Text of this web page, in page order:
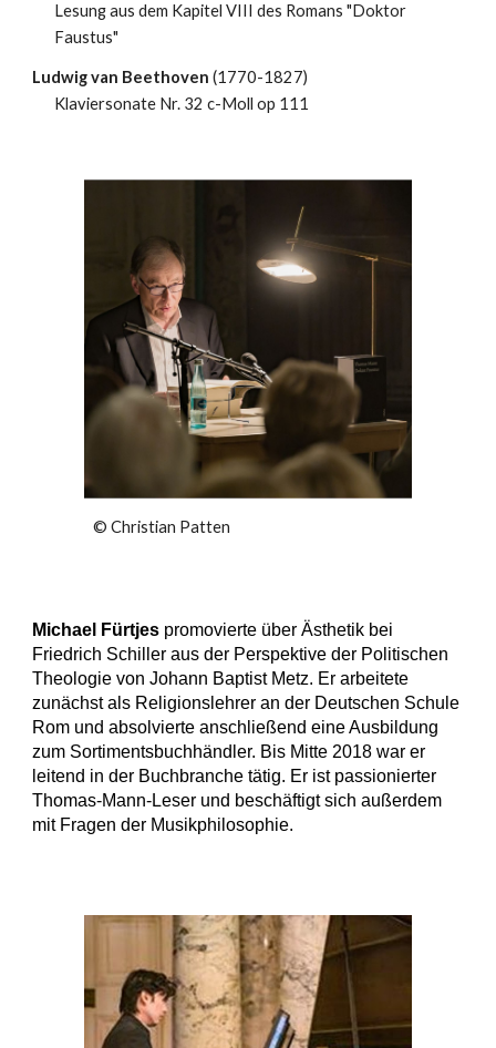
Lesung aus dem Kapitel VIII des Romans "Doktor
Faustus"
Ludwig van Beethoven (1770-1827)
Klaviersonate Nr. 32 c-Moll op 111
© Christian Patten
Michael Fürtjes promovierte über Ästhetik bei
Friedrich Schiller aus der Perspektive der Politischen
Theologie von Johann Baptist Metz. Er arbeitete
zunächst als Religionslehrer an der Deutschen Schule
Rom und absolvierte anschließend eine Ausbildung
zum Sortimentsbuchhändler. Bis Mitte 2018 war er
leitend in der Buchbranche tätig. Er ist passionierter
Thomas-Mann-Leser und beschäftigt sich außerdem
mit Fragen der Musikphilosophie.